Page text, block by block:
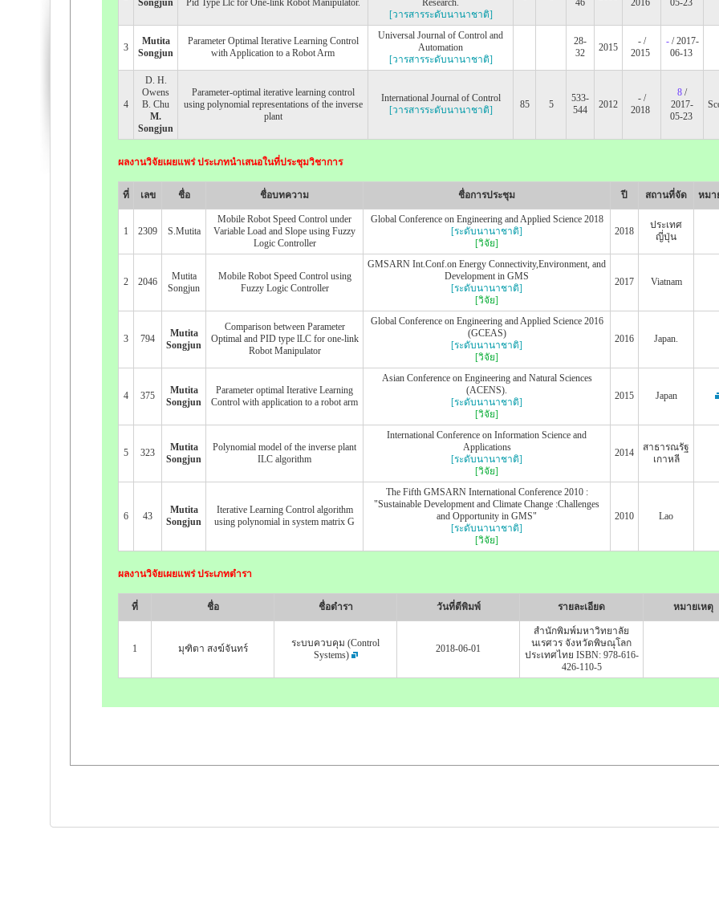
[วารสารระดับนานาชาติ]
3
Mutita
Songjun
Parameter Optimal Iterative Learning Control
with Application to a Robot Arm
Universal Journal of Control and
Automation
[วารสารระดับนานาชาติ]
28-
32
2015
- /
2015
-/ 2017-
06-13
4
D. H.
Owens
B. Chu
M.
Songjun
Parameter-optimal iterative learning control
using polynomial representations of the inverse
plant
International Journal of Control
[วารสารระดับนานาชาติ]
85 5
533-
544
2012
- /
2018
8 /
2017-
05-23
ผลงานวิจัยเผยแพร่ ประเภทนำเสนอในที่ประชุมวิชาการ
ที่ เลข ชื่อ ชื่อบทความ ชื่อการประชุม ปี สถานที่จัด หมา
1 2309 S.Mutita
Mobile Robot Speed Control under
Variable Load and Slope using Fuzzy
Logic Controller
Global Conference on Engineering and Applied Science 2018
[ระดับนานาชาติ]
[วิจัย]
2018
ประเทศ
ญี่ปุ่น
2 2046
Mutita
Songjun
Mobile Robot Speed Control using
Fuzzy Logic Controller
GMSARN Int.Conf.on Energy Connectivity,Environment, and
Development in GMS
[ระดับนานาชาติ]
[วิจัย]
2017 Viatnam
3 794
Mutita
Songjun
Comparison between Parameter
Optimal and PID type lLC for one-link
Robot Manipulator
Global Conference on Engineering and Applied Science 2016
(GCEAS)
[ระดับนานาชาติ]
[วิจัย]
2016 Japan.
4 375
Mutita
Songjun
Parameter optimal Iterative Learning
Control with application to a robot arm
Asian Conference on Engineering and Natural Sciences
(ACENS).
[ระดับนานาชาติ]
[วิจัย]
2015 Japan
5 323
Mutita
Songjun
Polynomial model of the inverse plant
ILC algorithm
International Conference on Information Science and
Applications
[ระดับนานาชาติ]
[วิจัย]
2014
สาธารณรัฐ
เกาหลี
6 43
Mutita
Songjun
Iterative Learning Control algorithm
using polynomial in system matrix G
The Fifth GMSARN International Conference 2010 :
"Sustainable Development and Climate Change :Challenges
and Opportunity in GMS"
[ระดับนานาชาติ]
[วิจัย]
2010 Lao
ผลงานวิจัยเผยแพร่ ประเภทตำรา
ที่ ชื่อ ชื่อตำรา วันที่ตีพิมพ์ รายละเอียด หมายเหตุ
1 มุฑิตา สงฆ์จันทร์
ระบบควบคุม (Control
Systems)
2018-06-01
สำนักพิมพ์มหาวิทยาลัย
นเรศวร จังหวัดพิษณุโลก
ประเทศไทย ISBN: 978-616-
426-110-5